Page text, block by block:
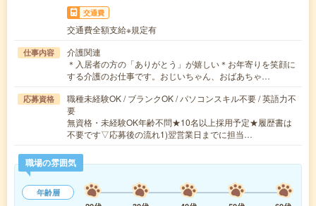
交通費
交通費全額支給※規定有
仕事内容
介護関連
＊入居者の方の「ありがとう」が嬉しい＊お年寄りを笑顔に
する介護のお仕事です。おじいちゃん、おばあちゃ…
応募資格
職種未経験OK / ブランクOK / パソコンスキル不要 / 英語力不
要
無資格・未経験OK年齢不問★10名以上採用予定★履歴書は
不要です▽応募後の流れ1)翌営業日までに担当…
職場の雰囲気
年齢層